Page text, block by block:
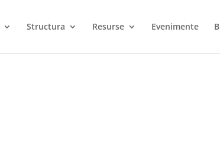
Structura Resurse Evenimente